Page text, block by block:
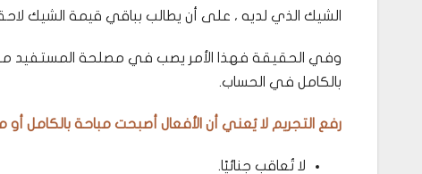
الشيك الذي لديه ، على أن يطالب بباقي قيمة الشيك
وفي الحقيقة فهذا الأمر يصب في مصلحة المستفيد
بالكامل في الحساب.
رفع التجريم لا يُعني أن الأفعال أصبحت مباحة بالكامل أو
لا تُعاقب جنائيًا.